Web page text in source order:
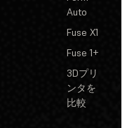
Auto
Fuse X1
Fuse 1+
3Dプリ
ンタを
比較